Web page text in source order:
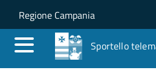
Salta al contenuto
Skip to site navigation
Regione Campania
Sportello